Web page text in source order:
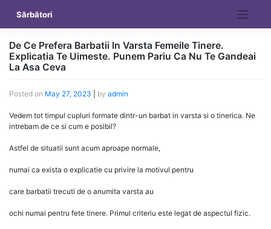
content
Sărbători
De Ce Prefera Barbatii In Varsta Femeile Tinere.
Explicatia Te Uimeste. Punem Pariu Ca Nu Te Gandeai
La Asa Ceva
Posted on May 27, 2023 by admin
Vedem tot timpul cupluri formate dintr-un barbat in varsta si o tinerica. Ne
intrebam de ce si cum e posibil?
Astfel de situatii sunt acum aproape normale,
numai ca exista o explicatie cu privire la motivul pentru
care barbatii trecuti de o anumita varsta au
ochi numai pentru fete tinere. Primul criteriu este legat de aspectul fizic.